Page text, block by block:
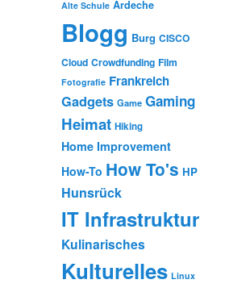
Alte Schule Ardeche
Blogg Burg CISCO
Cloud Crowdfunding Film
Fotografie Frankreich
Gadgets Game Gaming
Heimat Hiking
Home Improvement
How-To How To's HP
Hunsrück
IT Infrastruktur
Kulinarisches
Kulturelles Linux